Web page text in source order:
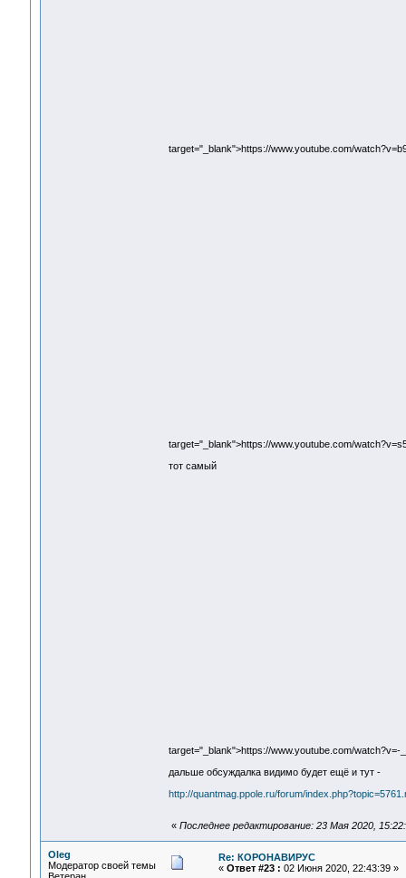
target="_blank">https://www.youtube.com/
target="_blank">https://www.youtube.com/
тот самый
target="_blank">https://www.youtube.com/watch?v=-
дальше обсуждалка видимо будет ещё и тут -
http://quantmag.ppole.ru/forum/
« Последнее редактирование: 23 Мая 2020,
Oleg
Модератор своей темы
Re: КОРОНАВИРУС
« Ответ #23 : 02 Июня 2020, 22:43:39 »